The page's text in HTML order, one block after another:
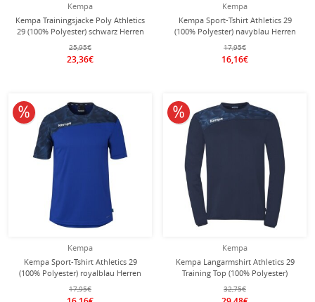
Kempa
Kempa Trainingsjacke Poly Athletics
29 (100% Polyester) schwarz Herren
25,95€
23,36€
Kempa
Kempa Sport-Tshirt Athletics 29
(100% Polyester) navyblau Herren
17,95€
16,16€
Kempa
Kempa Sport-Tshirt Athletics 29
(100% Polyester) royalblau Herren
17,95€
10% reduziert
Kempa
Kempa Langarmshirt Athletics 29
Training Top (100% Polyester)
navyblau Herren
32,75€
10% reduziert